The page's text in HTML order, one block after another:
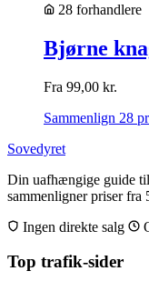
28 forhandlere
Bjørne
Fra 99,00 kr.
Sammenlign 28
Sovedyret
Din uafhængige guide
sammenligner priser fra
Ingen direkte salg
Top trafik-sider